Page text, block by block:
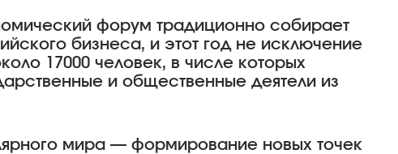
форум традиционно собирает
бизнеса, и этот год не исключение
17000 человек, в числе которых
и общественные деятели из
мира — формирование новых точек